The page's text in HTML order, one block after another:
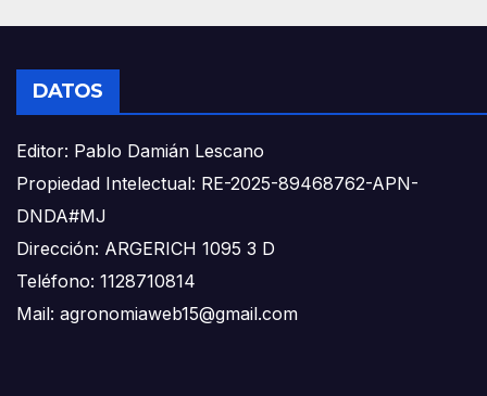
DATOS
Editor: Pablo Damián Lescano
Propiedad Intelectual: RE-2025-89468762-APN-
DNDA#MJ
Dirección: ARGERICH 1095 3 D
Teléfono: 1128710814
Mail: agronomiaweb15@gmail.com